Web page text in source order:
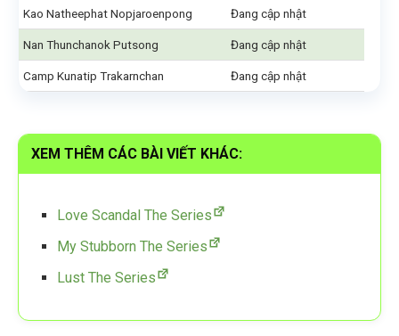
Kao Natheephat Nopjaroenpong Đang cập nhật
Nan Thunchanok Putsong Đang cập nhật
Camp Kunatip Trakarnchan Đang cập nhật
XEM THÊM CÁC BÀI VIẾT KHÁC:
Love Scandal The Series
My Stubborn The Series
Lust The Series